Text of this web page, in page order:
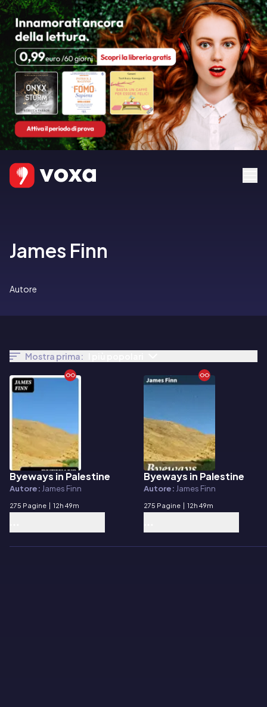
James Finn
Autore
Mostra prima:
E-book
Byeways in Palestine
Autore: James Finn
275 Pagine | 12h 49m
E-book
Byeways in Palestine
Autore: James Finn
275 Pagine | 12h 49m